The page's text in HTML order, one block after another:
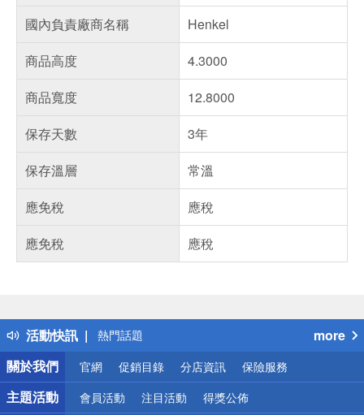
國內負責廠商名稱
Henkel
商品高度
4.3000
商品寬度
12.8000
保存天數
3年
保存溫層
常溫
應免稅
應稅
應免稅
應稅
活動快訊
得獎公告
熱門話題
銀行優惠
偏遠地區配送
詐騙網頁！請小心！
more
關於我們
官網 促銷目錄 分店資訊 保險服務
主題活動 會員活動 注目活動 得獎公佈